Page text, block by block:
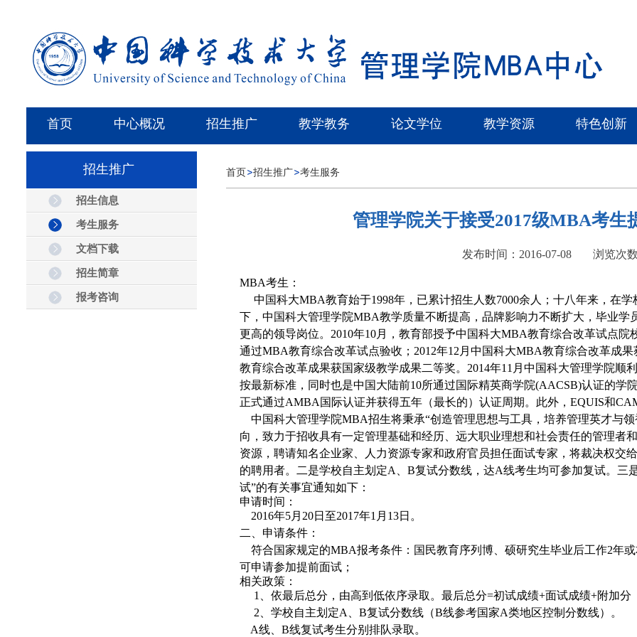
首页 中心概况 招生推广 教学教务 论文学位 教学资源 特色创新
招生推广
招生信息
考生服务
文档下载
招生简章
报考咨询
首页 招生推广 考生服务
管理学院关于接受2017级MBA考生
发布时间：2016-07-08 浏览次
MBA考生：
中国科大MBA教育始于1998年，已累计招生人数7000余人；十八年来，在
下，中国科大管理学院MBA教学质量不断提高，品牌影响力不断扩大，毕业
更高的领导岗位。2010年10月，教育部授予中国科大MBA教育综合改革试点院
通过MBA教育综合改革试点验收；2012年12月中国科大MBA教育综合改革成
教育综合改革成果获国家级教学成果二等奖。2014年11月中国科大管理学院顺
按最新标准，同时也是中国大陆前10所通过国际精英商学院(AACSB)认证的学
正式通过AMBA国际认证并获得五年（最长的）认证周期。此外，EQUIS和
中国科大管理学院MBA招生将秉承“创造管理思想与工具，培养管理英才与
向，致力于招收具有一定管理基础和经历、远大职业理想和社会责任的管理者
资源，聘请知名企业家、人力资源专家和政府官员担任面试专家，将裁决权交
的聘用者。二是学校自主划定A、B复试分数线，达A线考生均可参加复试。三
试”的有关事宜通知如下：
申请时间：
2016年5月20日至2017年1月13日。
二、申请条件：
符合国家规定的MBA报考条件：国民教育序列博、硕研究生毕业后工作2年
可申请参加提前面试；
相关政策：
1、依最后总分，由高到低依序录取。最后总分=初试成绩+面试成绩+附加分
2、学校自主划定A、B复试分数线（B线参考国家A类地区控制分数线）。
A线、B线复试考生分别排队录取。